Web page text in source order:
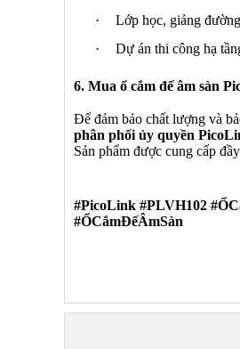
·
Lớp học, giảng
·
Dự án thi công hạ
6. Mua ổ cắm đế âm sàn
Để đảm bảo chất lượng và
phân phối ủy quyền
Sản phẩm được cung cấp
#PicoLink #PLVH102
#ỔCắmĐếÂmSàn